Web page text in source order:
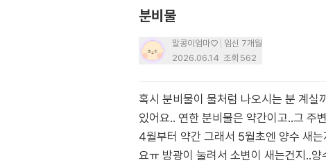
분비물
말콩이엄마♡
임신 7개월
2026.06.14 조회 562
혹시 분비물이 물처럼 나오시는 분 계실
있어요.. 연한 분비물은 약간이고..그 주
4월부터 약간 그래서 5월초엔 양수 새
요ㅠ 방광이 눌려서 소변이 새는건지..